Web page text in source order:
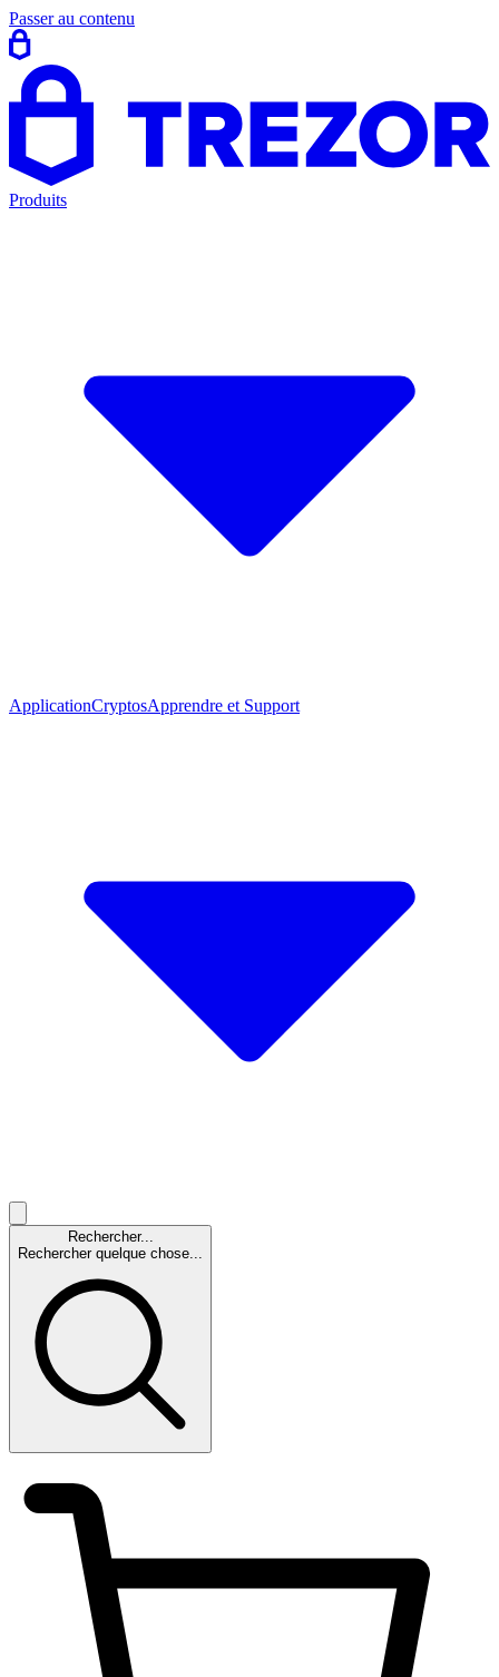
Passer au contenu
Produits
ApplicationCryptosApprendre et Support
Rechercher...
Rechercher quelque chose...